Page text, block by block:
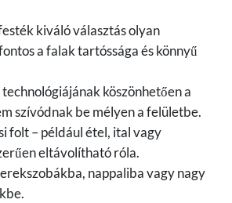
kiváló választás olyan
a falak tartóssága és könnyű
köszönhetően a
szívódnak be mélyen a felületbe.
folt – például étel, ital vagy
eltávolítható róla.
nappaliba vagy nagy